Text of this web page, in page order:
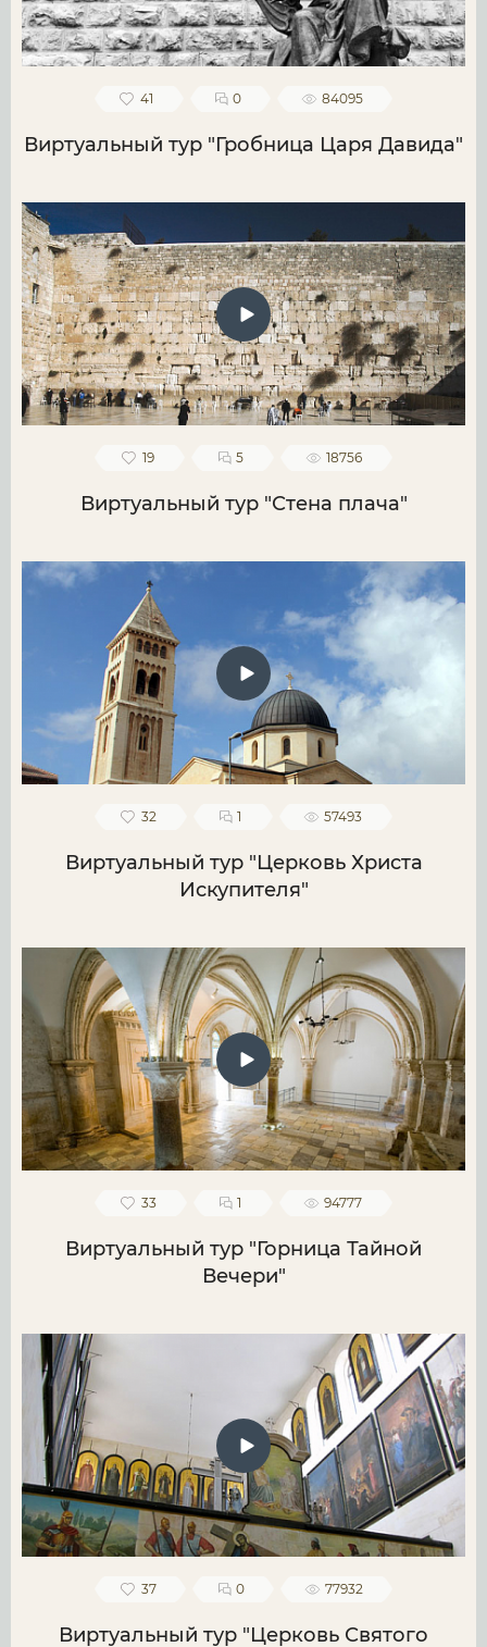
41 0 84095
Виртуальный тур "Гробница Царя Давида"
19 5 18756
Виртуальный тур "Стена плача"
32 1 57493
Виртуальный тур "Церковь Христа
Искупителя"
33 1 94777
Виртуальный тур "Горница Тайной
Вечери"
37 0 77932
Виртуальный тур "Церковь Святого